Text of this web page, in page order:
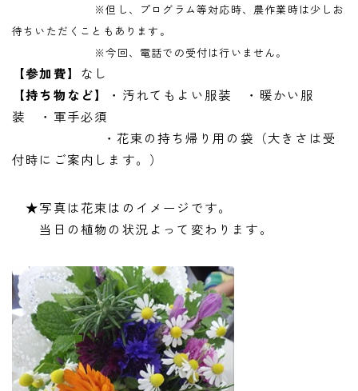
※但し、プログラム等対応時、農作業時は少しお
待ちいただくこともあります。
※今回、電話での受付は行いません。
【参加費】 なし
【持ち物など】
・汚れてもよい服装 ・暖かい服
装 ・軍手必須
・花束の持ち帰り用の袋（大きさは受
付時にご案内します。）
★写真は花束はのイメージです。
当日の植物の状況よって変わります。